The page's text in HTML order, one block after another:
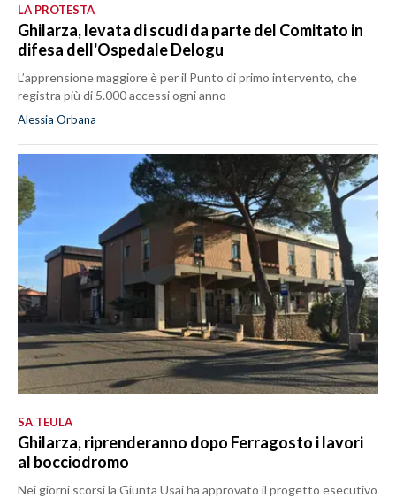
LA PROTESTA
Ghilarza, levata di scudi da parte del Comitato in
difesa dell'Ospedale Delogu
L’apprensione maggiore è per il Punto di primo intervento, che
registra più di 5.000 accessi ogni anno
Alessia Orbana
SA TEULA
Ghilarza, riprenderanno dopo Ferragosto i lavori
al bocciodromo
Nei giorni scorsi la Giunta Usai ha approvato il progetto esecutivo